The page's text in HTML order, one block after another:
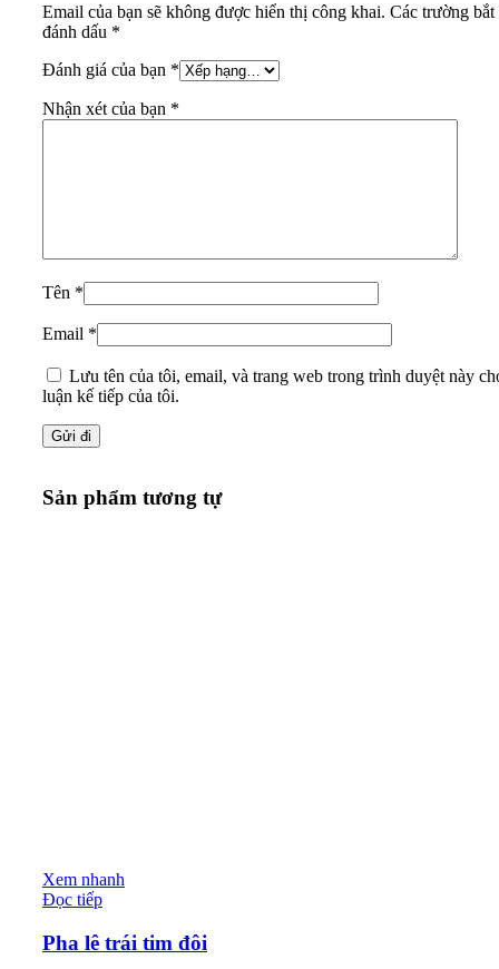
Email của bạn sẽ không được hiển thị công khai. Các trường
đánh dấu *
Đánh giá của bạn *
Nhận xét của bạn *
Tên *
Email *
Lưu tên của tôi, email, và trang web trong trình duyệt này
luận kế tiếp của tôi.
Sản phẩm tương tự
Xem nhanh
Đọc tiếp
Pha lê trái tim đôi